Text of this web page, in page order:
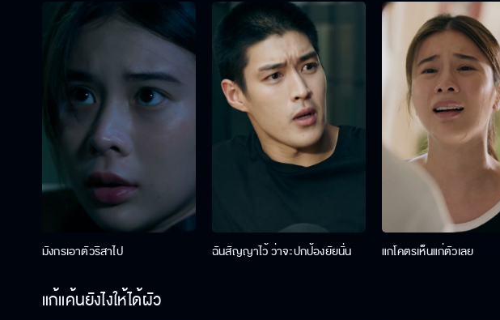
มังกรเอาตัวริสาไป ฉันสัญญาไว้ ว่าจะปกป้องยัยนั่น แกโคตรเห็นแก่ตัวเลย
แก้แค้นยังไงให้ได้ผัว